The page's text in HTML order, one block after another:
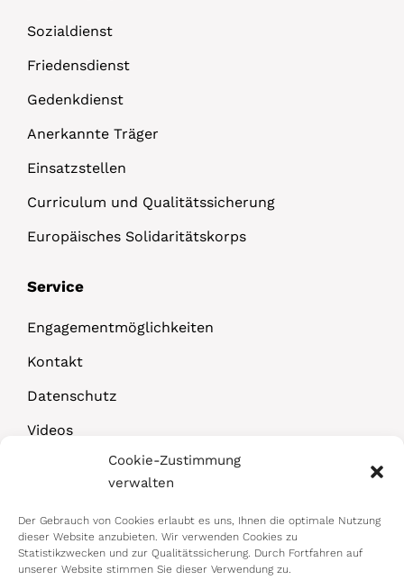
Cookie-Zustimmung
verwalten
Der Gebrauch von Cookies erlaubt es uns, Ihnen die optimale Nutzung
dieser Website anzubieten. Wir verwenden Cookies zu
Statistikzwecken und zur Qualitätssicherung. Durch Fortfahren auf
unserer Website stimmen Sie dieser Verwendung zu.
Sozialdienst
Friedensdienst
Gedenkdienst
Anerkannte Träger
Einsatzstellen
Curriculum und Qualitätssicherung
Europäisches Solidaritätskorps
Service
Engagementmöglichkeiten
Kontakt
Datenschutz
Videos